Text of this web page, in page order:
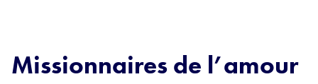
Missionnaires de l’amour